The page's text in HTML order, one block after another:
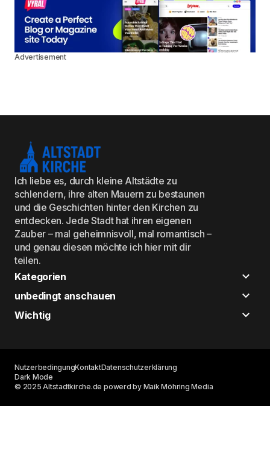
Advertisement
Ich liebe es, durch kleine Altstädte zu
schlendern, ihre alten Mauern zu bestaunen
und die Geschichten hinter den Kirchen zu
entdecken. Jede Stadt hat ihren eigenen
Zauber – mal geheimnisvoll, mal romantisch –
und genau diesen möchte ich hier mit dir
teilen.
Kategorien
unbedingt anschauen
Wichtig
© 2025 Altstadtkirche.de powerd by Maik Möhring Media
NutzerbedingungKontaktDatenschutzerklärung
Dark Mode